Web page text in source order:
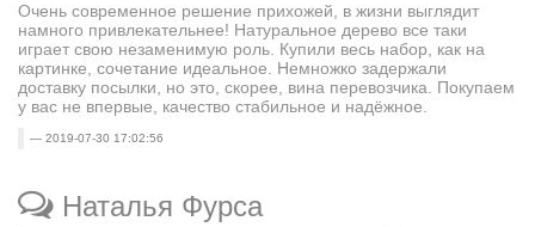
Очень современное решение прихожей, в жизни выглядит
намного привлекательнее! Натуральное дерево все таки
играет свою незаменимую роль. Купили весь набор, как на
картинке, сочетание идеальное. Немножко задержали
доставку посылки, но это, скорее, вина перевозчика. Покупаем
у вас не впервые, качество стабильное и надёжное.
2019-07-30 17:02:56
Наталья Фурса